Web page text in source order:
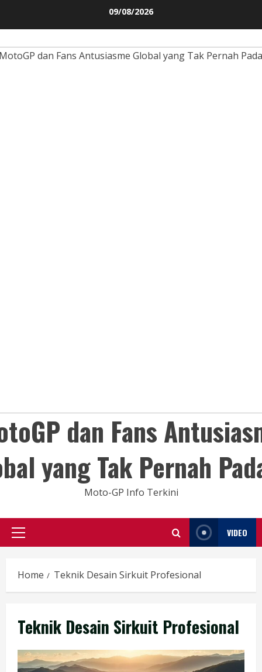
09/08/2026
dan Fans
yang Tak Pernah
Moto-GP Info Terkini
Primary
VIDEO
Home Teknik Desain Sirkuit Profesional
Teknik Desain Sirkuit Profesional